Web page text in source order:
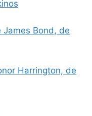
James Bond, de
Harrington, de